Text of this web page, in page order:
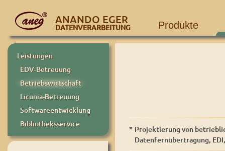
ANANDO EGER
DATENVERARBEITUNG Produkte
Leistungen
EDV-Betreuung
Betriebswirtschaft
Licunia-Betreuung
Softwareentwicklung
Bibliotheksservice
* Projektierung von
Datenfernübertragung,